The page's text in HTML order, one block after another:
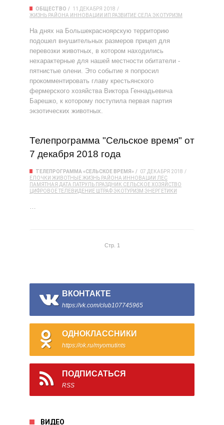
ОБЩЕСТВО
11 ДЕКАБРЯ 2018
ЖИЗНЬ РАЙОНА ИННОВАЦИИ ИП РАЗВИТИЕ СЕЛА ЭКОТУРИЗМ
На днях на Большекрасноярскую территорию
подошел внушительных размеров прицеп для
перевозки животных, в котором находились
нехарактерные для нашей местности обитатели -
пятнистые олени. Это событие я попросил
прокомментировать главу крестьянского
фермерского хозяйства Виктора Геннадьевича
Барешко, к которому поступила первая партия
экзотических животных.
Телепрограмма "Сельское время" от
7 декабря 2018 года
ТЕЛЕПРОГРАММА «СЕЛЬСКОЕ ВРЕМЯ»
07 ДЕКАБРЯ 2018
ЕЛОЧКИ ЖИВОТНЫЕЖИЗНЬ РАЙОНА ИННОВАЦИИ ЛЕС
ПАМЯТНАЯ ДАТА ПАТРУЛЬ ПРАЗДНИК СЕЛЬСКОЕ ХОЗЯЙСТВО
ЦИФРОВОЕ ТЕЛЕВИДЕНИЕ
ШТРАФЭКОТУРИЗМ ЭНЕРГЕТИКИ
…
Стр. 1
ВКОНТАКТЕ
https://vk.com/club107745965
ОДНОКЛАССНИКИ
https://ok.ru/myomutints
ПОДПИСАТЬСЯ
RSS
ВИДЕО